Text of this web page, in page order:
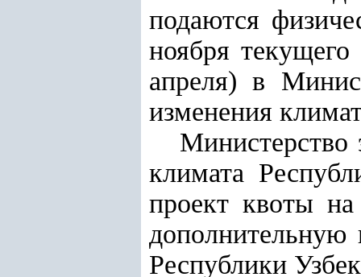
подаются
ноября
апреля) в
изменения
климата
проект квоты
Республики